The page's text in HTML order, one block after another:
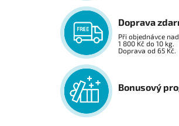
Doprava
Při objednávce nad
1 800 Kč do 10 kg.
Doprava od 65 Kč.
Bonusový